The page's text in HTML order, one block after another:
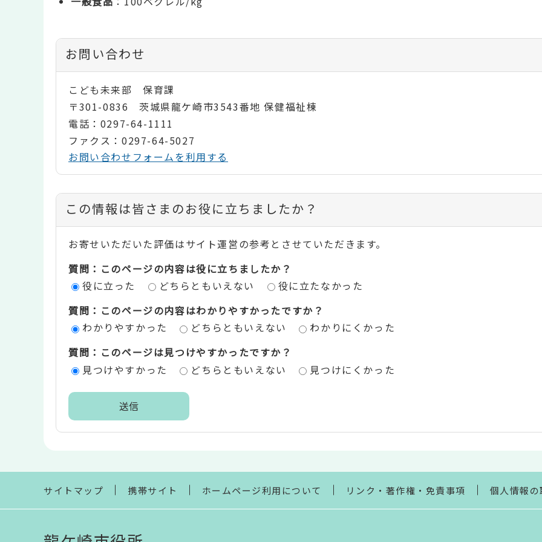
お問い合わせ
こども未来部 保育課
〒301-0836 茨城県龍ケ崎市3543番地 保健福祉棟
電話：0297-64-1111
ファクス：0297-64-5027
お問い合わせフォームを利用する
コ
ン
テ
ン
評
エ
この情報は皆さまのお役に立ちましたか？
お寄せいただいた評価はサイト運営の参考とさせていただきます。
質問：このページの内容は役に立ちましたか？
役に立った
どちらともいえない
役に立たなかった
質問：このページの内容はわかりやすかったですか？
わかりやすかった
どちらともいえない
わかりにくかった
質問：このページは見つけやすかったですか？
見つけやすかった
どちらともいえない 見つけにくかった
ま
サイトマップ 携帯サイト ホームページ利用について リンク・著作権・免責事項 個人情報の